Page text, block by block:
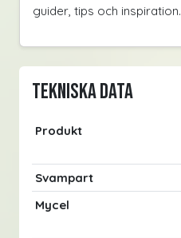
guider, tips och inspiration.
Tekniska data
Produkt
Svampart
Mycel